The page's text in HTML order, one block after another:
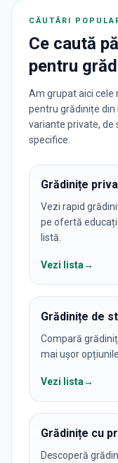
CĂUTĂRI
Ce caută
pentru
Am grupat aici
pentru grădinițe din
variante private, de
specifice.
Grădinițe
Vezi rapid
pe ofertă
listă.
Vezi lista→
Grădinițe de
Compară
mai ușor
Vezi lista→
Grădinițe cu
Descoperă